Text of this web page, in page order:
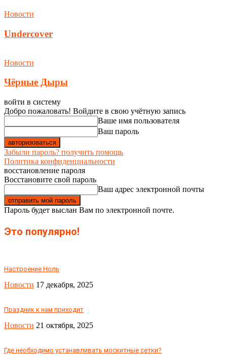
Новости
Undercover
Новости
Чёрные Дыры
войти в систему
Добро пожаловать! Войдите в свою учётную запись
Ваше имя пользователя
Ваш пароль
Забыли пароль? получить помощь
Политика конфиденциальности
восстановление пароля
Восстановите свой пароль
Ваш адрес электронной почты
Пароль будет выслан Вам по электронной почте.
Это популярно!
Настроение Ноль
Новости 17 декабря, 2025
Праздник к нам приходит
Новости 21 октября, 2025
Где необходимо устанавливать москитные сетки?